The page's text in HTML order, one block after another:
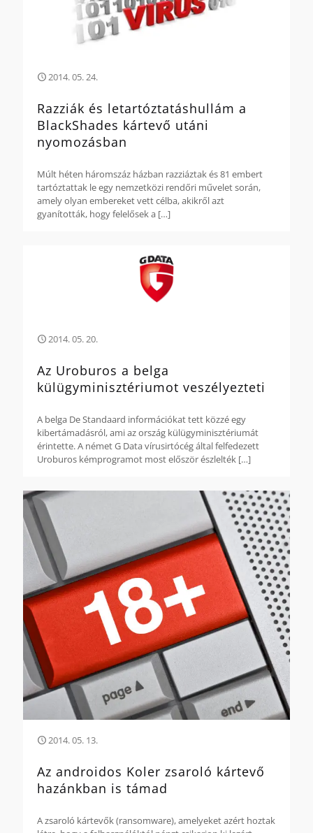
2014. 05. 24.
Razziák és letartóztatáshullám a
BlackShades kártevő utáni
nyomozásban
Múlt héten háromszáz házban razziáztak és 81 embert
tartóztattak le egy nemzetközi rendőri művelet során,
amely olyan embereket vett célba, akikről azt
gyanították, hogy felelősek a […]
2014. 05. 20.
Az Uroburos a belga
külügyminisztériumot veszélyezteti
A belga De Standaard információkat tett közzé egy
kibertámadásról, ami az ország külügyminisztériumát
érintette. A német G Data vírusirtócég által felfedezett
Uroburos kémprogramot most először észlelték […]
2014. 05. 13.
Az androidos Koler zsaroló kártevő
hazánkban is támad
A zsaroló kártevők (ransomware), amelyeket azért hoztak